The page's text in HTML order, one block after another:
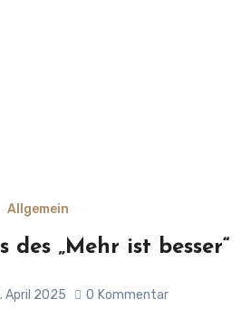
Allgemein
des „Mehr ist besser“
April 2025 0 Kommentar